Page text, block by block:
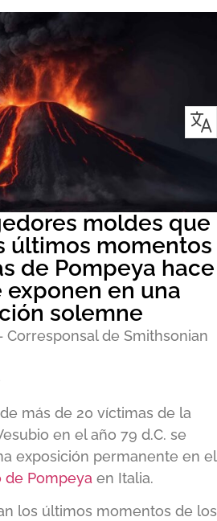
moldes que
últimos momentos
de Pompeya hace
exponen en una
solemne
Corresponsal de Smithsonian
más de 20 víctimas de la
en el año 79 d.C. se
exposición permanente en el
de Pompeya en Italia.
los últimos momentos de los